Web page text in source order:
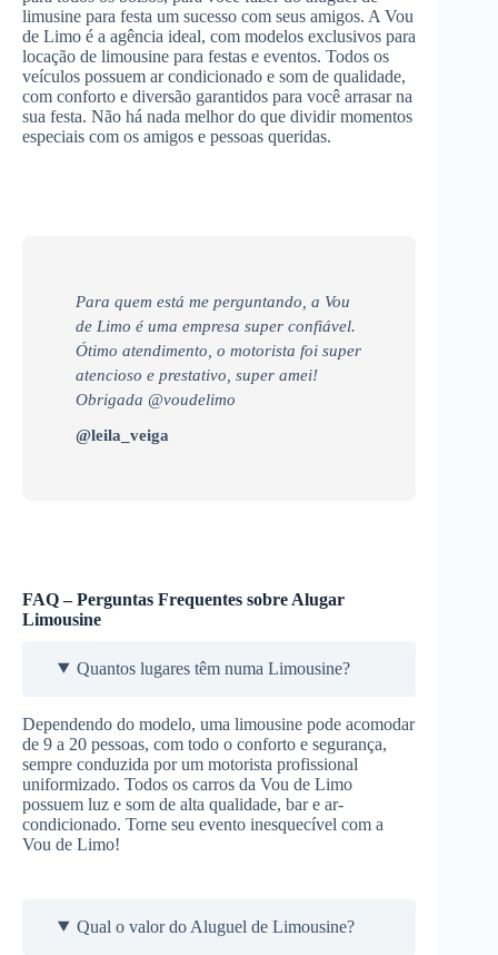
limusine para festa um sucesso com seus amigos. A Vou
de Limo é a agência ideal, com modelos exclusivos para
locação de limousine para festas e eventos. Todos os
veículos possuem ar condicionado e som de qualidade,
com conforto e diversão garantidos para você arrasar na
sua festa. Não há nada melhor do que dividir momentos
especiais com os amigos e pessoas queridas.
Para quem está me perguntando, a Vou
de Limo é uma empresa super confiável.
Ótimo atendimento, o motorista foi super
atencioso e prestativo, super amei!
Obrigada @voudelimo
@leila_veiga
FAQ – Perguntas Frequentes sobre Alugar
Limousine
Quantos lugares têm numa Limousine?
Dependendo do modelo, uma limousine pode acomodar
de 9 a 20 pessoas, com todo o conforto e segurança,
sempre conduzida por um motorista profissional
uniformizado. Todos os carros da Vou de Limo
possuem luz e som de alta qualidade, bar e ar-
condicionado. Torne seu evento inesquecível com a
Vou de Limo!
Qual o valor do Aluguel de Limousine?